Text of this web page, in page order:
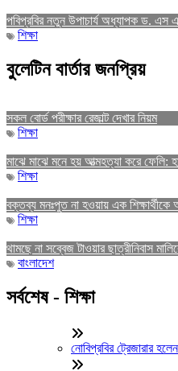
পবিপ্রবির নতুন উপাচার্য অধ্যাপক ড. এস
শিক্ষা
বুলেটিন বার্তার জনপ্রিয়
সকল বোর্ড পরীক্ষার রেজাল্ট দেখার নিয়ম
শিক্ষা
মাঝে মাঝে মনে হয় আত্মহত্যা করে ফেলি:
শিক্ষা
বক্তব্য মনঃপুত না হওয়ায় এক শিক্ষার্থীকে
শিক্ষা
থামছে না সব্বেজ টাওয়ার ছাত্রীনিবাস
বাংলাদেশ
সর্বশেষ - শিক্ষা
নোবিপ্রবির ট্রেজারার